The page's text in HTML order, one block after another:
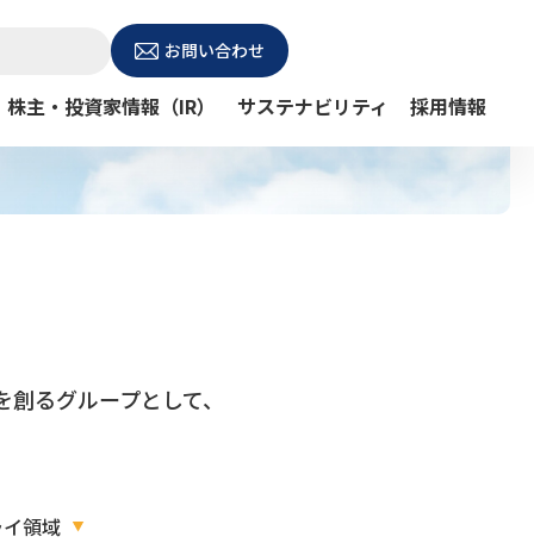
お問い合わせ
株主・投資家情報（IR） サステナビリティ 採用情報
るグループとして、
領域